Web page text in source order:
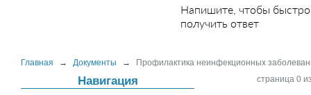
Напишите, чтобы быстро
получить ответ
Главная → Документы → Профилактика неинфекционных
Навигация страница 0